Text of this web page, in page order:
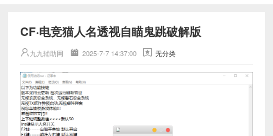
CF·电竞猫人名透视自瞄鬼跳破解版
九九辅助网 2025-7-7 14:37:00 无分类